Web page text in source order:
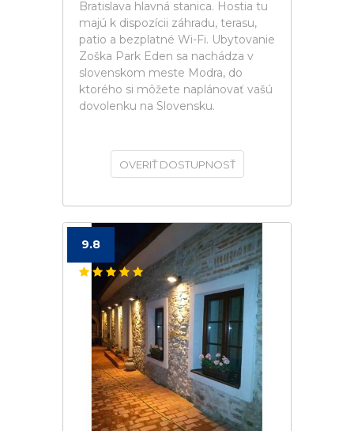
Bratislava hlavná stanica. Hostia tu
majú k dispozícii záhradu, terasu,
patio a bezplatné Wi-Fi. Ubytovanie
Zoška Park Eden sa nachádza v
slovenskom meste Modra, do
ktorého si môžete naplánovať vašú
dovolenku na Slovensku.
OVERIŤ DOSTUPNOSŤ
9.8